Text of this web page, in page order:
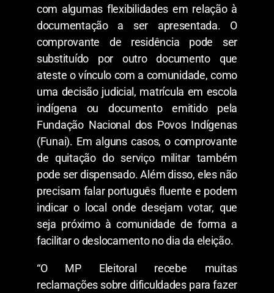
com algumas flexibilidades em relação à
documentação a ser apresentada. O
comprovante de residência pode ser
substituído por outro documento que
ateste o vínculo com a comunidade, como
uma decisão judicial, matrícula em escola
indígena ou documento emitido pela
Fundação Nacional dos Povos Indígenas
(Funai). Em alguns casos, o comprovante
de quitação do serviço militar também
pode ser dispensado. Além disso, eles não
precisam falar português fluente e podem
indicar o local onde desejam votar, que
seja próximo à comunidade de forma a
facilitar o deslocamento no dia da eleição.
“O MP Eleitoral recebe muitas
reclamações sobre dificuldades para fazer